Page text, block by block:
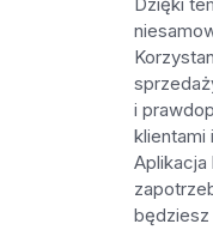
Dzięki
i
klientami